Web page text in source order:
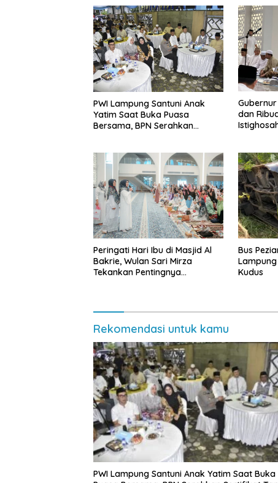
PWI Lampung Santuni Anak
Yatim Saat Buka Puasa
Bersama, BPN Serahkan
dan
Peringati Hari Ibu di Masjid Al
Bakrie, Wulan Sari Mirza
Tekankan Pentingnya
Bus
Kudus
Rekomendasi untuk kamu
PWI Lampung Santuni Anak Yatim Saat Buka